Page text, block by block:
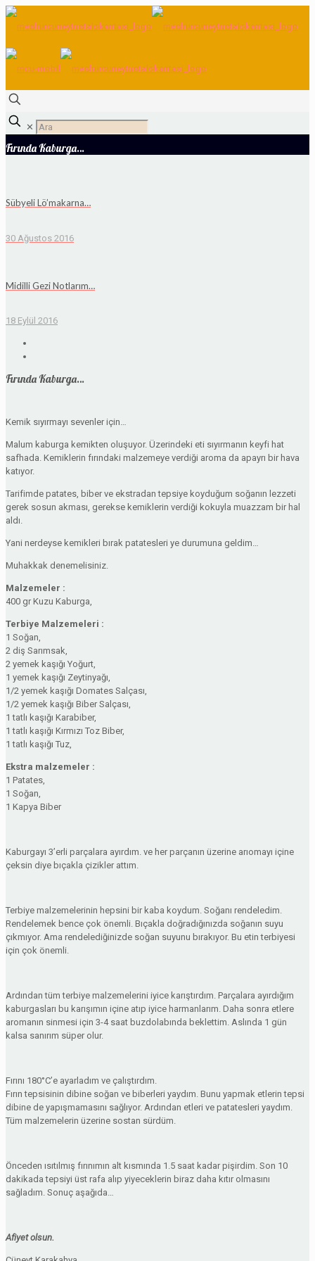
✕
Fırında Kaburga…
Sübyeli Lö’makarna…
30 Ağustos 2016
Midilli Gezi Notlarım…
18 Eylül 2016
Fırında Kaburga…
Kemik sıyırmayı sevenler için…
Malum kaburga kemikten oluşuyor. Üzerindeki eti sıyırmanın keyfi hat
safhada. Kemiklerin fırındaki malzemeye verdiği aroma da apayrı bir hava
katıyor.
Tarifimde patates, biber ve ekstradan tepsiye koyduğum soğanın lezzeti
gerek sosun akması, gerekse kemiklerin verdiği kokuyla muazzam bir hal
aldı.
Yani nerdeyse kemikleri bırak patatesleri ye durumuna geldim…
Muhakkak denemelisiniz.
Malzemeler :
400 gr Kuzu Kaburga,
Terbiye Malzemeleri :
1 Soğan,
2 diş Sarımsak,
2 yemek kaşığı Yoğurt,
1 yemek kaşığı Zeytinyağı,
1/2 yemek kaşığı Domates Salçası,
1/2 yemek kaşığı Biber Salçası,
1 tatlı kaşığı Karabiber,
1 tatlı kaşığı Kırmızı Toz Biber,
1 tatlı kaşığı Tuz,
Ekstra malzemeler :
1 Patates,
1 Soğan,
1 Kapya Biber
Kaburgayı 3’erli parçalara ayırdım. ve her parçanın üzerine arıomayı içine
çeksin diye bıçakla çizikler attım.
Terbiye malzemelerinin hepsini bir kaba koydum. Soğanı rendeledim.
Rendelemek bence çok önemli. Bıçakla doğradığınızda soğanın suyu
çıkmıyor. Ama rendelediğinizde soğan suyunu bırakıyor. Bu etin terbiyesi
için çok önemli.
Ardından tüm terbiye malzemelerini iyice karıştırdım. Parçalara ayırdığım
kaburgasları bu karışımın içine atıp iyice harmanlarım. Daha sonra etlere
aromanın sinmesi için 3-4 saat buzdolabında beklettim. Aslında 1 gün
kalsa sanırım süper olur.
Fırını 180°C’e ayarladım ve çalıştırdım.
Fırın tepsisinin dibine soğan ve biberleri yaydım. Bunu yapmak etlerin tepsi
dibine de yapışmamasını sağlıyor. Ardından etleri ve patatesleri yaydım.
Tüm malzemelerin üzerine sostan sürdüm.
Önceden ısıtılmış fırınımın alt kısmında 1.5 saat kadar pişirdim. Son 10
dakikada tepsiyi üst rafa alıp yiyeceklerin biraz daha kıtır olmasını
sağladım. Sonuç aşağıda…
Afiyet olsun.